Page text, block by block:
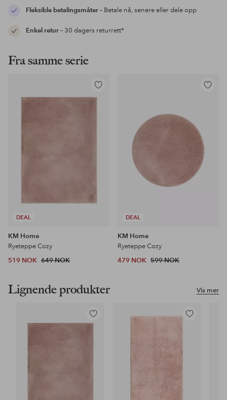
Fleksible betalingsmåter– Betale nå, senere eller dele opp
Enkel retur– 30 dagers returrett*
Fra samme serie
DEAL
Legg
til
KM Home
Ryeteppe Cozy
519 NOK 649 NOK
DEAL
Legg
KM Home
Ryeteppe Cozy
479 NOK 599 NOK
Vis mer
Lignende produkter
Legg
Legg